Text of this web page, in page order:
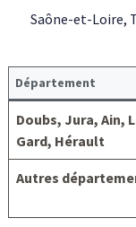
Saône-et-Loire,
Département
Doubs, Jura, Ain,
Gard, Hérault
Autres